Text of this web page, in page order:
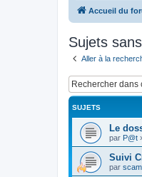
Accueil du
Sujets
Aller à la
SUJETS
Le
par P@t
Suivi
par